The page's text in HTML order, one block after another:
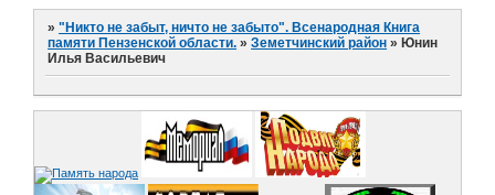
»"Никто не забыт, ничто не забыто". Всенародная Книга
памяти Пензенской области. »Земетчинский район » Юнин
Илья Васильевич